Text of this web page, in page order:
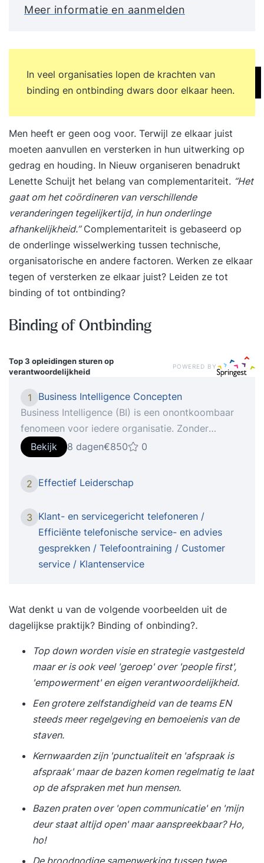
Meer informatie en aanmelden
In veel organisaties lopen de krachten van
binding en ontbinding dwars door elkaar heen.
Men heeft er geen oog voor. Terwijl ze elkaar juist
moeten aanvullen en versterken in hun uitwerking op
gedrag en houding. In Nieuw organiseren benadrukt
Lenette Schuijt het belang van complementariteit. “Het
gaat om het coördineren van verschillende
veranderingen tegelijkertijd, in hun onderlinge
afhankelijkheid.”Complementariteit is gebaseerd op
de onderlinge wisselwerking tussen technische,
organisatorische en andere factoren. Werken ze elkaar
tegen of versterken ze elkaar juist? Leiden ze tot
binding of tot ontbinding?
Binding of Ontbinding
Top 3 opleidingensturen op
verantwoordelijkheid
POWERED BY
1
Business Intelligence Concepten
Business Intelligence (BI) is een onontkoombaar
fenomeen voor iedere organisatie. Zonder
Business Intelligence bent u niet in staat om de
concurrentie aan te gaan. Is dit nu echt zo, of is
er sprake v Tijdens de cursus Business
Intelligence Concepten leert u een aantal
om BI-initiatieven in uw organisatie beter te
begrijpen en eventueel beter te sturen. U krijgt
inzicht in geldende theorieën en opvattingen.
Daarnaast leert u de theorie toepassen met
aan oefeningen op basis van een case. Door het
maken en bespreken van de oefeningen kunt u
Deze cursus is onderdeel van de cursus Business
Intelligence & Data Warehouse Concepten. Bent u
geïnteresseerd in de wijze waarop u ontwerpen
moet maken van Data Warehouses
(stermodelleren) en welke technieken u ter
beschikking staan? Schrijf u dan in voor de
Concepten. DoelgroepDeze cursus is bedoeld
voor iedereen die vanuit zijn of haar rol en
verantwoordelijkheid in de organisatie te maken
heeft met de totstandkoming van stuurinformatie,
in projectvorm of in een bestaande organisatie
(beheer). U kunt hierbij denken aan analisten die
Business Intelligence- en Data Warehouse-
Bekijk 8 dagen€850 0
2 Effectief Leiderschap
3 Klant- en servicegericht telefoneren /
Efficiënte telefonische service- en advies
gesprekken / Telefoontraining / Customer
service / Klantenservice
Wat denkt u van de volgende voorbeelden uit de
dagelijkse praktijk? Binding of onbinding?.
Top down worden visie en strategie vastgesteld
maar er is ook veel 'geroep' over 'people first',
'empowerment' en eigen verantwoordelijkheid.
Een grotere zelfstandigheid van de teams EN
steeds meer regelgeving en bemoeienis van de
staven.
Kernwaarden zijn 'punctualiteit en 'afspraak is
afspraak' maar de bazen komen regelmatig te laat
op de afspraken met hun mensen.
Bazen praten over 'open communicatie' en 'mijn
deur staat altijd open' maar aanspreekbaar? Ho,
ho!